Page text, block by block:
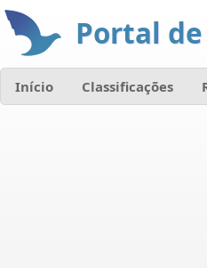
Portal
Início Classificações